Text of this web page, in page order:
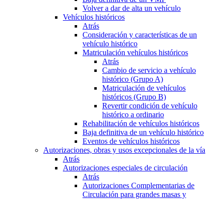
Volver a dar de alta un vehículo
Vehículos históricos
Atrás
Consideración y características de un
vehículo histórico
Matriculación vehículos históricos
Atrás
Cambio de servicio a vehículo
histórico (Grupo A)
Matriculación de vehículos
históricos (Grupo B)
Revertir condición de vehículo
histórico a ordinario
Rehabilitación de vehículos históricos
Baja definitiva de un vehículo histórico
Eventos de vehículos históricos
Autorizaciones, obras y usos excepcionales de la vía
Atrás
Autorizaciones especiales de circulación
Atrás
Autorizaciones Complementarias de
Circulación para grandes masas y